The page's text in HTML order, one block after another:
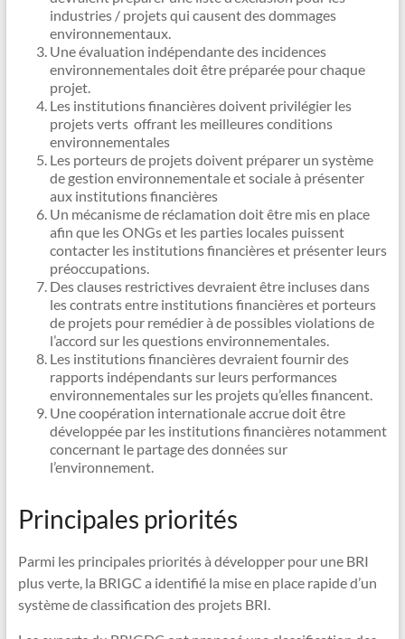
industries / projets qui causent des dommages
environnementaux.
Une évaluation indépendante des incidences
environnementales doit être préparée pour chaque
projet.
Les institutions financières doivent privilégier les
projets verts offrant les meilleures conditions
environnementales
Les porteurs de projets doivent préparer un système
de gestion environnementale et sociale à présenter
aux institutions financières
Un mécanisme de réclamation doit être mis en place
afin que les ONGs et les parties locales puissent
contacter les institutions financières et présenter leurs
préoccupations.
Des clauses restrictives devraient être incluses dans
les contrats entre institutions financières et porteurs
de projets pour remédier à de possibles violations de
l’accord sur les questions environnementales.
Les institutions financières devraient fournir des
rapports indépendants sur leurs performances
environnementales sur les projets qu’elles financent.
Une coopération internationale accrue doit être
développée par les institutions financières notamment
concernant le partage des données sur
l’environnement.
Principales priorités
Parmi les principales priorités à développer pour une BRI
plus verte, la BRIGC a identifié la mise en place rapide d’un
système de classification des projets BRI.